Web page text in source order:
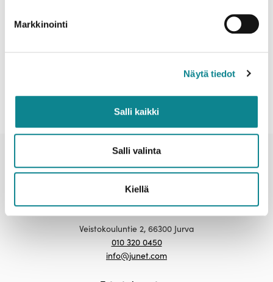
Markkinointi
Näytä tiedot
Salli kaikki
Salli valinta
Kiellä
PREVIOUS NEXT
Junet Oy
Veistokouluntie 2, 66300 Jurva
010 320 0450
info@junet.com